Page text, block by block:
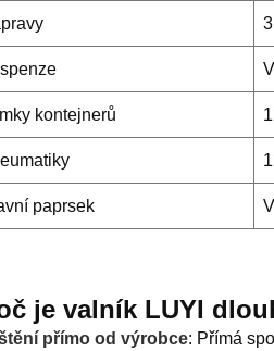
kontejnerů
paprsek
je valník LUYI
přímo od výrobce: Přímá